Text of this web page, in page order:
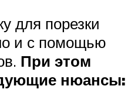
для порезки
и с помощью
При этом
нюансы: